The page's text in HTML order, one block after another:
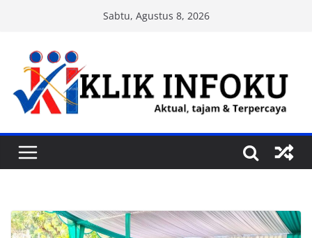
content
Sabtu, Agustus 8, 2026